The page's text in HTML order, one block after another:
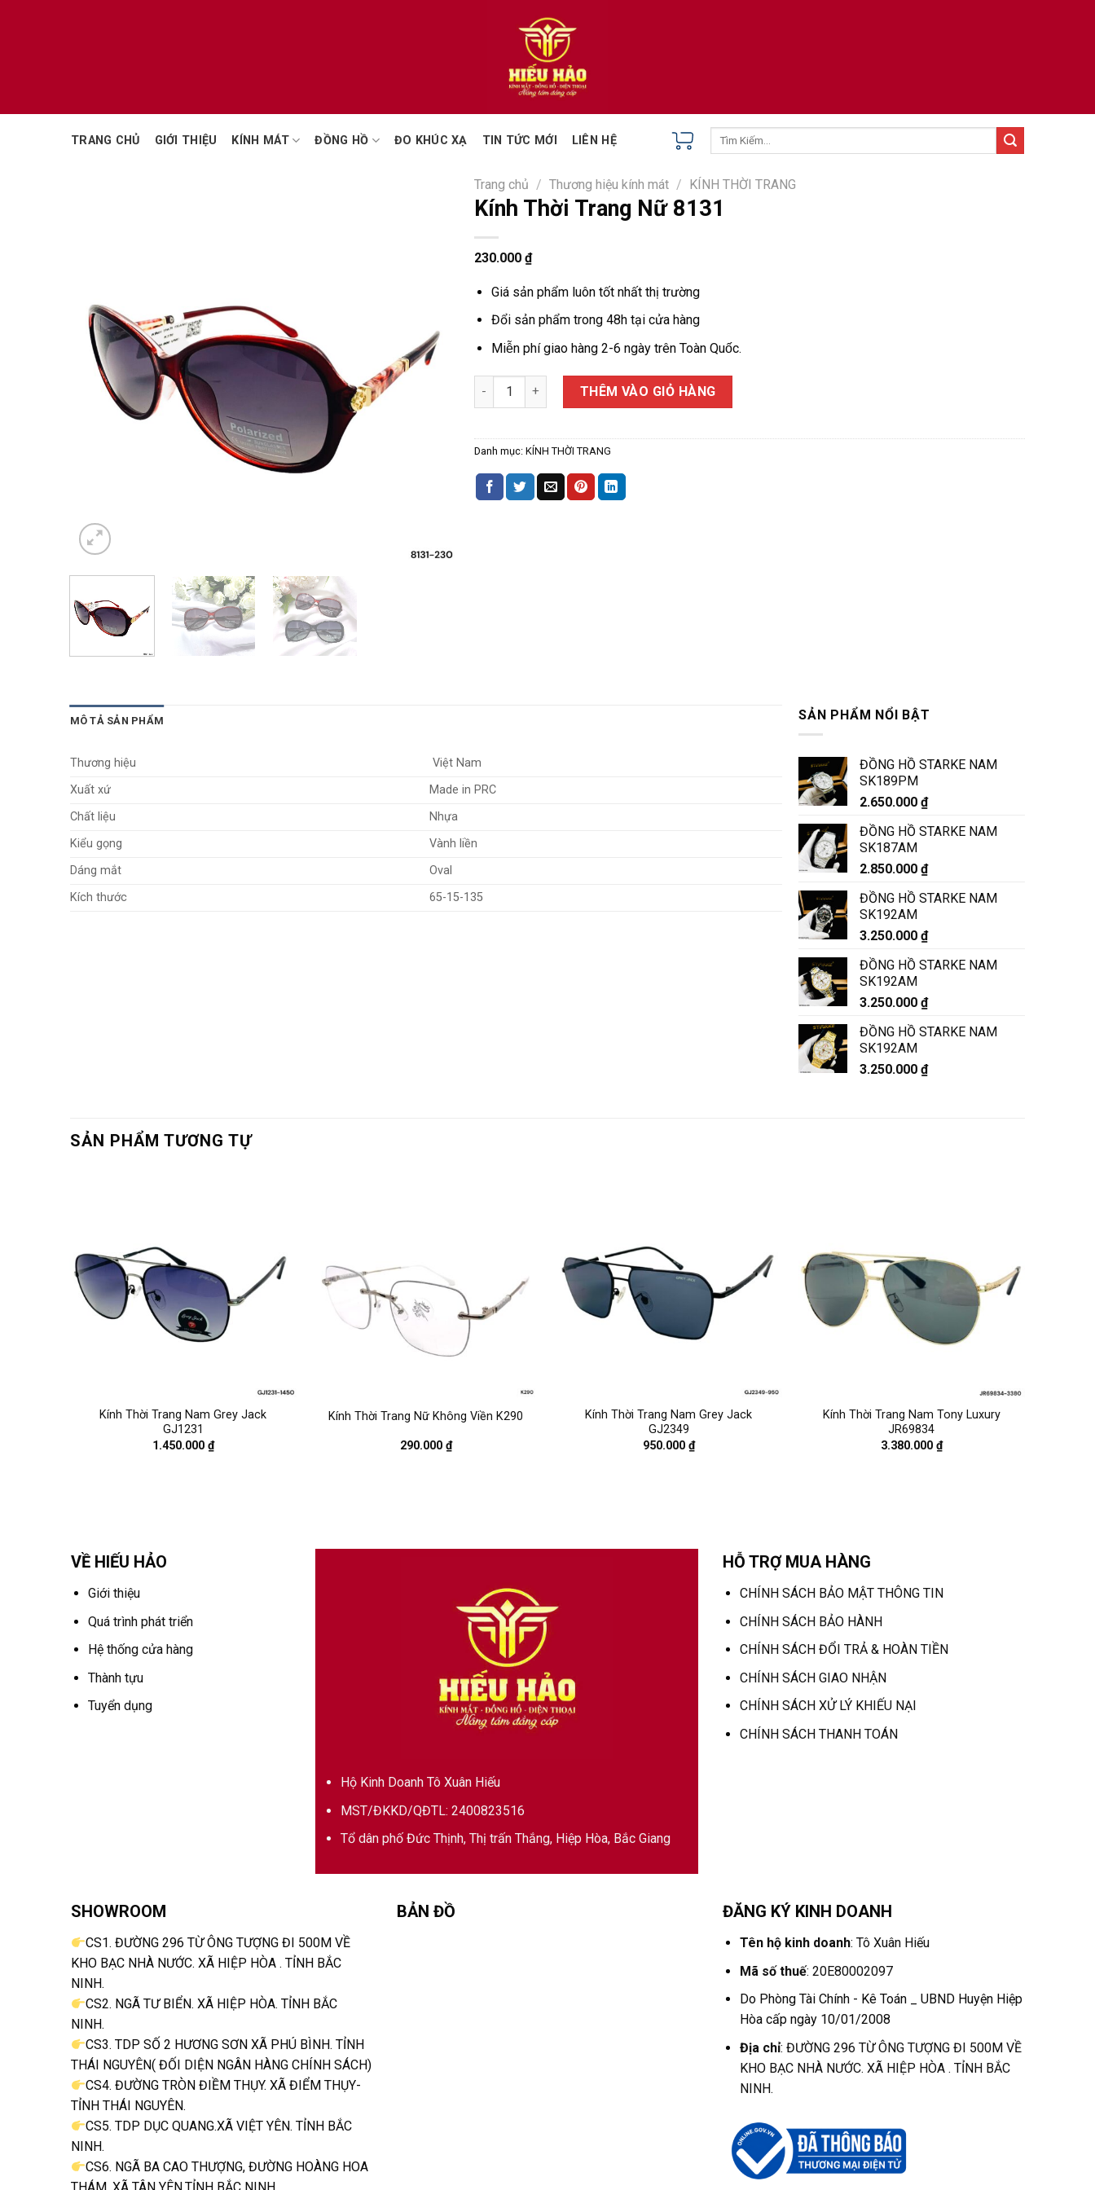
TRANG CHỦ GIỚI THIỆU KÍNH MÁT ĐỒNG HỒ ĐO KHÚC XẠ TIN TỨC MỚI LIÊN HỆ
Tìm
Trang chủ / Thương hiệu kính mát / KÍNH THỜI TRANG
Kính Thời Trang Nữ 8131
230.000₫
Giá sản phẩm luôn tốt nhất thị trường
Đổi sản phẩm trong 48h tại cửa hàng
Miễn phí giao hàng 2-6 ngày trên Toàn Quốc.
Kính Thời Trang Nữ 8131 số lượng
THÊM VÀO GIỎ HÀNG
Danh mục:KÍNH THỜI TRANG
MÔ TẢ SẢN PHẨM
Thương hiệu
Việt Nam
Xuất xứ
Made in PRC
Chất liệu
Nhựa
Kiểu gọng
Vành liền
Dáng mắt
Oval
Kích thước
65-15-135
SẢN PHẨM NỔI BẬT
ĐỒNG HỒ STARKE NAM
SK189PM
2.650.000 ₫
ĐỒNG HỒ STARKE NAM
SK187AM
2.850.000 ₫
ĐỒNG HỒ STARKE NAM
SK192AM
3.250.000 ₫
ĐỒNG HỒ STARKE NAM
SK192AM
3.250.000 ₫
ĐỒNG HỒ STARKE NAM
SK192AM
3.250.000 ₫
SẢN PHẨM TƯƠNG TỰ
Kính Thời Trang Nam Grey Jack
GJ1231
1.450.000 ₫
Kính Thời Trang Nữ Không Viền K290
290.000 ₫
Kính Thời Trang Nam Grey Jack
GJ2349
950.000 ₫
Kính Thời Trang Nam Tony Luxury
JR69834
3.380.000 ₫
VỀ HIẾU HẢO
Giới thiệu
Quá trình phát triển
Hệ thống cửa hàng
Thành tựu
Tuyển dụng
Hộ Kinh Doanh Tô Xuân Hiếu
MST/ĐKKD/QĐTL: 2400823516
Tổ dân phố Đức Thịnh, Thị trấn Thắng, Hiệp Hòa, Bắc Giang
HỖ TRỢ MUA HÀNG
CHÍNH SÁCH BẢO MẬT THÔNG TIN
CHÍNH SÁCH BẢO HÀNH
CHÍNH SÁCH ĐỔI TRẢ & HOÀN TIỀN
CHÍNH SÁCH GIAO NHẬN
CHÍNH SÁCH XỬ LÝ KHIẾU NẠI
CHÍNH SÁCH THANH TOÁN
SHOWROOM
CS1. ĐƯỜNG 296 TỪ ÔNG TƯỢNG ĐI 500M VỀ
KHO BẠC NHÀ NƯỚC. XÃ HIỆP HÒA . TỈNH BẮC
NINH.
CS2. NGÃ TƯ BIỂN. XÃ HIỆP HÒA. TỈNH BẮC
NINH.
CS3. TDP SỐ 2 HƯƠNG SƠN XÃ PHÚ BÌNH. TỈNH
THÁI NGUYÊN( ĐỐI DIỆN NGÂN HÀNG CHÍNH SÁCH)
CS4. ĐƯỜNG TRÒN ĐIỀM THỤY. XÃ ĐIỂM THỤY-
TỈNH THÁI NGUYÊN.
CS5. TDP DỤC QUANG.XÃ VIỆT YÊN. TỈNH BẮC
NINH.
CS6. NGÃ BA CAO THƯỢNG, ĐƯỜNG HOÀNG HOA
BẢN ĐỒ ĐĂNG KÝ KINH DOANH
Tên hộ kinh doanh: Tô Xuân Hiếu
Mã số thuế: 20E80002097
Do Phòng Tài Chính - Kê Toán _ UBND Huyện Hiệp
Hòa cấp ngày 10/01/2008
Địa chỉ: ĐƯỜNG 296 TỪ ÔNG TƯỢNG ĐI 500M VỀ
KHO BẠC NHÀ NƯỚC. XÃ HIỆP HÒA . TỈNH BẮC
NINH.